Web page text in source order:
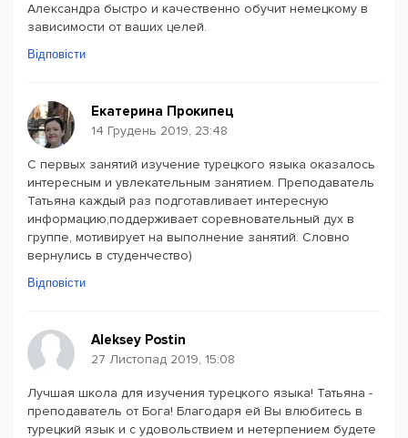
Александра быстро и качественно обучит немецкому в
зависимости от ваших целей.
Відповісти
Екатерина Прокипец
14 Грудень 2019, 23:48
С первых занятий изучение турецкого языка оказалось
интересным и увлекательным занятием. Преподаватель
Татьяна каждый раз подготавливает интересную
информацию,поддерживает соревновательный дух в
группе, мотивирует на выполнение занятий. Словно
вернулись в студенчество)
Відповісти
Aleksey Postin
27 Листопад 2019, 15:08
Лучшая школа для изучения турецкого языка! Татьяна -
преподаватель от Бога! Благодаря ей Вы влюбитесь в
турецкий язык и с удовольствием и нетерпением будете